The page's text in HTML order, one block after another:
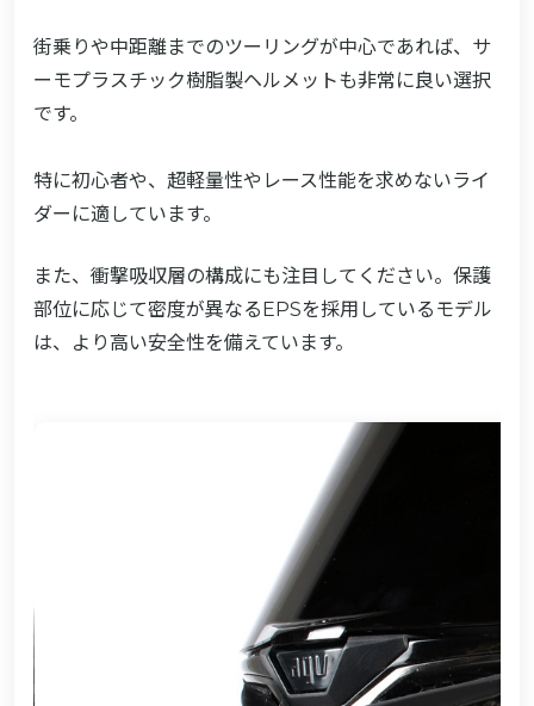
街乗りや中距離までのツーリングが中心であれば、サ
ーモプラスチック樹脂製ヘルメットも非常に良い選択
です。
特に初心者や、超軽量性やレース性能を求めないライ
ダーに適しています。
また、衝撃吸収層の構成にも注目してください。保護
部位に応じて密度が異なるEPSを採用しているモデル
は、より高い安全性を備えています。